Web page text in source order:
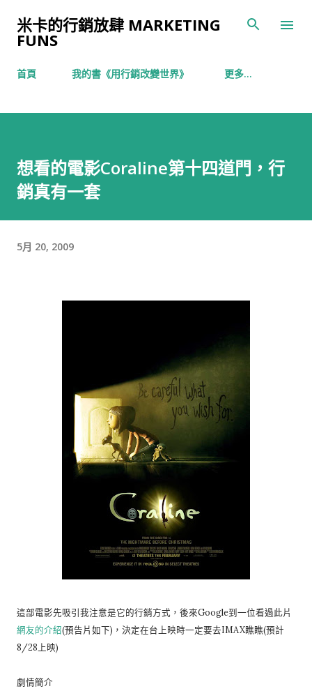
米卡的行銷放肆 MARKETING
FUNS
首頁 我的書《用行銷改變世界》 更多…
想看的電影Coraline第十四道門，行
銷真有一套
5月 20, 2009
這部電影先吸引我注意是它的行銷方式，後來Google到一位看過此片
網友的介紹(預告片如下)，決定在台上映時一定要去IMAX瞧瞧(預計
8/28上映)
劇情簡介